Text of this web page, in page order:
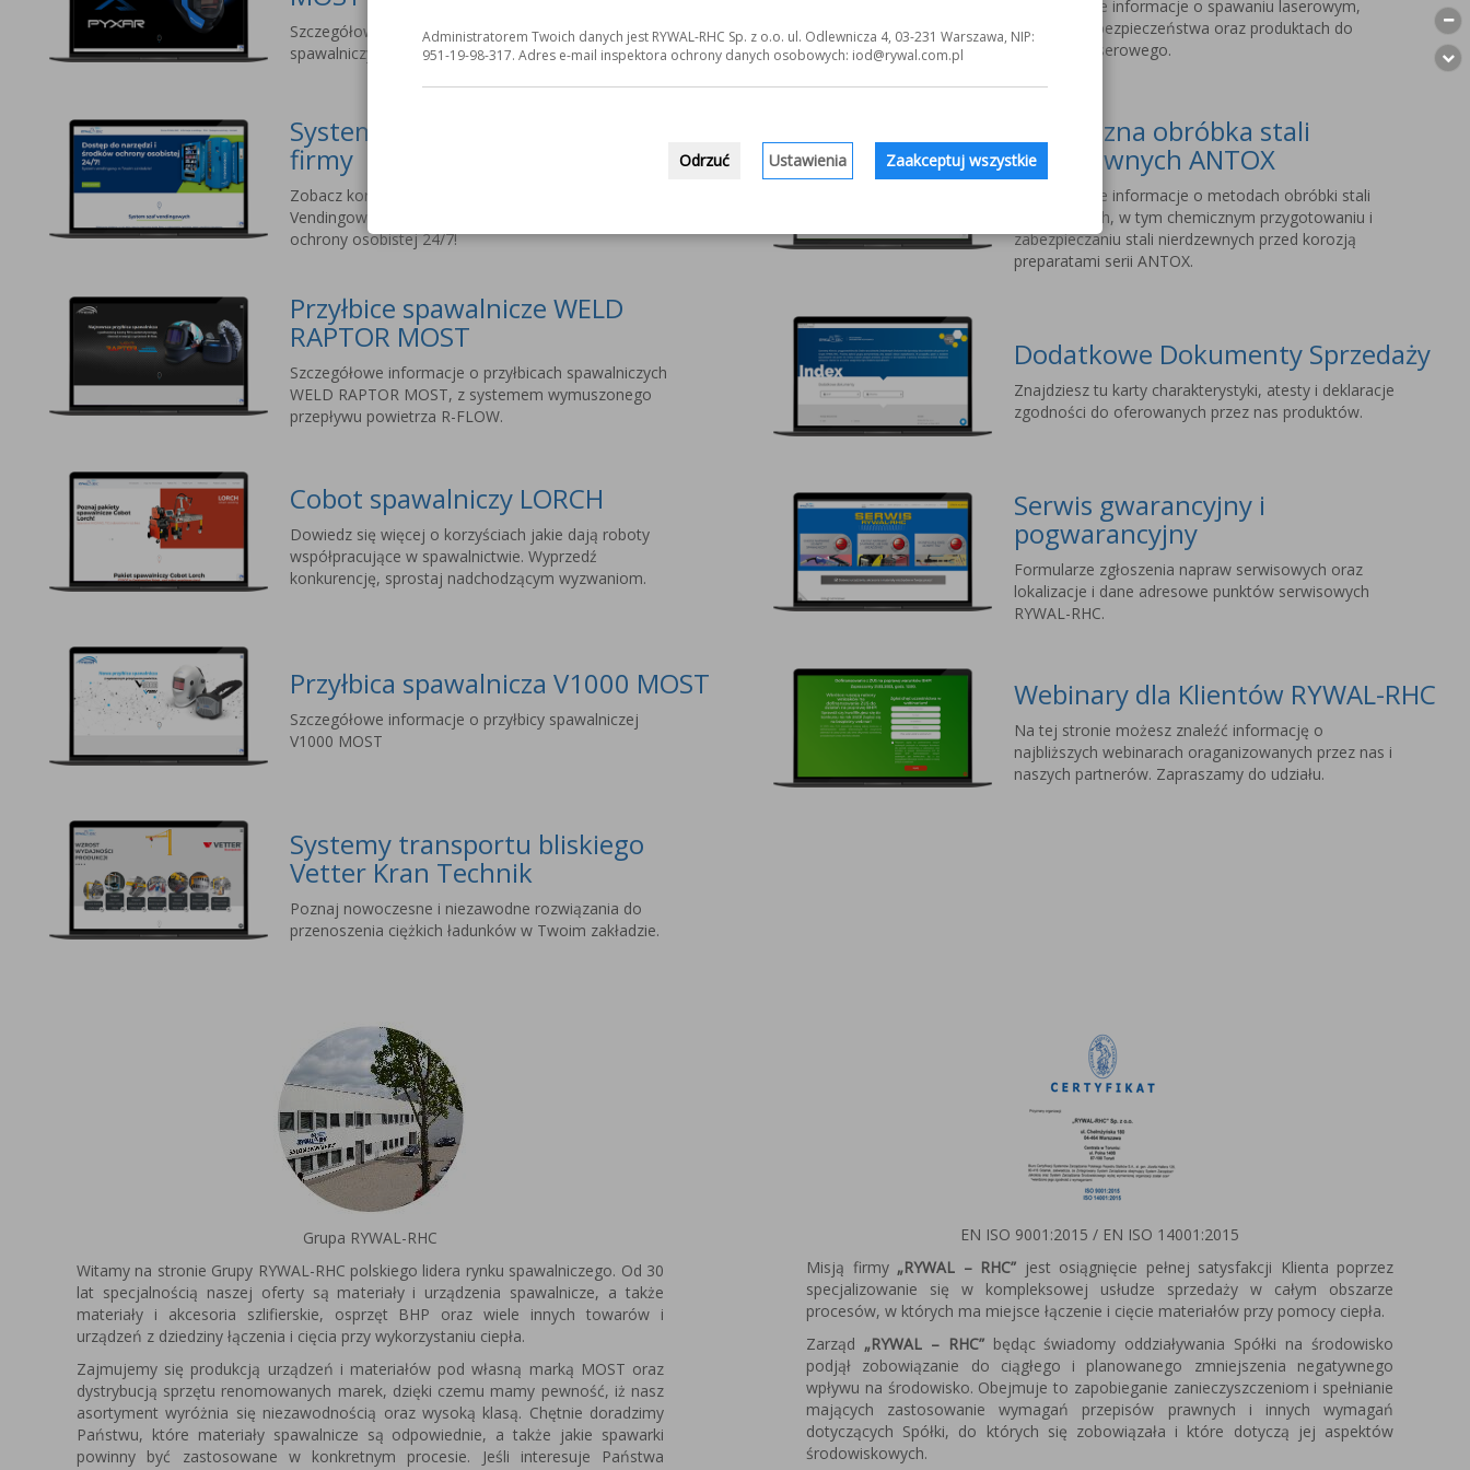
Szczegółowe informacje o najnowszej serii przyłbic
spawalniczych dla profesjonalistów PYXAR MOST.
Systemy vendingowe dla Twojej
firmy
Zobacz korzyści ze stosowania Systemów
Vendingowych MOST. Dostęp do narzędzi i środków
ochrony osobistej 24/7!
Przyłbice spawalnicze WELD
RAPTOR MOST
Szczegółowe informacje o przyłbicach spawalniczych
WELD RAPTOR MOST, z systemem wymuszonego
przepływu powietrza R-FLOW.
Cobot spawalniczy LORCH
Dowiedz się więcej o korzyściach jakie dają roboty
współpracujące w spawalnictwie. Wyprzedź
konkurencję, sprostaj nadchodzącym wyzwaniom.
Przyłbica spawalnicza V1000 MOST
Szczegółowe informacje o przyłbicy spawalniczej
V1000 MOST
Systemy transportu bliskiego
Vetter Kran Technik
Poznaj nowoczesne i niezawodne rozwiązania do
przenoszenia ciężkich ładunków w Twoim zakładzie.
Szczegółowe informacje o spawaniu laserowym,
wymogach bezpieczeństwa oraz produktach do
spawania laserowego.
Chemiczna obróbka stali
nierdzewnych ANTOX
Szczegółowe informacje o metodach obróbki stali
nierdzewnych, w tym chemicznym przygotowaniu i
zabezpieczaniu stali nierdzewnych przed korozją
preparatami serii ANTOX.
Dodatkowe Dokumenty Sprzedaży
Znajdziesz tu karty charakterystyki, atesty i deklaracje
zgodności do oferowanych przez nas produktów.
Serwis gwarancyjny i
pogwarancyjny
Formularze zgłoszenia napraw serwisowych oraz
lokalizacje i dane adresowe punktów serwisowych
RYWAL-RHC.
Webinary dla Klientów RYWAL-RHC
Na tej stronie możesz znaleźć informację o
najbliższych webinarach oraganizowanych przez nas i
naszych partnerów. Zapraszamy do udziału.
Grupa RYWAL-RHC
Witamy na stronie Grupy RYWAL-RHC polskiego lidera rynku spawalniczego. Od 30
lat specjalnością naszej oferty są materiały i urządzenia spawalnicze, a także
materiały i akcesoria szlifierskie, osprzęt BHP oraz wiele innych towarów i
urządzeń z dziedziny łączenia i cięcia przy wykorzystaniu ciepła.
Zajmujemy się produkcją urządzeń i materiałów pod własną marką MOST oraz
dystrybucją sprzętu renomowanych marek, dzięki czemu mamy pewność, iż nasz
asortyment wyróżnia się niezawodnością oraz wysoką klasą. Chętnie doradzimy
Państwu, które materiały spawalnicze są odpowiednie, a także jakie spawarki
powinny być zastosowane w konkretnym procesie. Jeśli interesuje Państwa
EN ISO 9001:2015 / EN ISO 14001:2015
Misją firmy „RYWAL – RHC” jest osiągnięcie pełnej satysfakcji Klienta poprzez
specjalizowanie się w kompleksowej usłudze sprzedaży w całym obszarze
procesów, w których ma miejsce łączenie i cięcie materiałów przy pomocy ciepła.
Zarząd „RYWAL – RHC”będąc świadomy oddziaływania Spółki na środowisko
podjął zobowiązanie do ciągłego i planowanego zmniejszenia negatywnego
wpływu na środowisko. Obejmuje to zapobieganie zanieczyszczeniom i spełnianie
mających zastosowanie wymagań przepisów prawnych i innych wymagań
dotyczących Spółki, do których się zobowiązała i które dotyczą jej aspektów
środowiskowych.
Administratorem Twoich danych jest RYWAL-RHC Sp. z o.o. ul. Odlewnicza 4, 03-231 Warszawa, NIP:
951-19-98-317. Adres e-mail inspektora ochrony danych osobowych: iod@rywal.com.pl
Odrzuć Ustawienia Zaakceptuj wszystkie